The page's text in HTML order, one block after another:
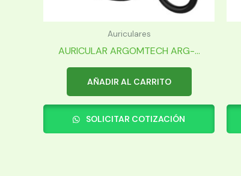
Auriculares
AURICULAR ARGOMTECH ARG-...
AÑADIR AL CARRITO
SOLICITAR COTIZACIÓN